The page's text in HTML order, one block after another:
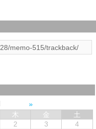
木 金
土
2 3
4